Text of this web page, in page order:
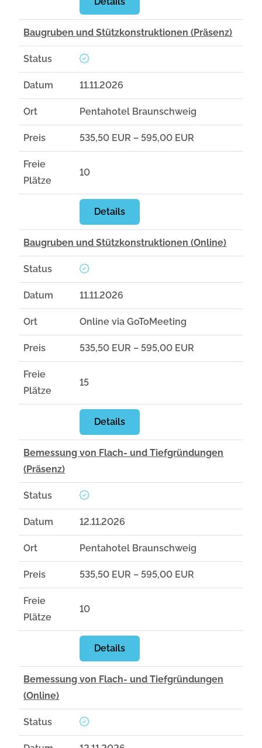
Baugruben und Stützkonstruktionen (Präsenz)
Status
Datum 11.11.2026
Ort Pentahotel Braunschweig
Preis 535,50 EUR – 595,00 EUR
Freie
Plätze
10
Details
Baugruben und Stützkonstruktionen (Online)
Status
Datum 11.11.2026
Ort Online via GoToMeeting
Preis 535,50 EUR – 595,00 EUR
Freie
Plätze
15
Details
Bemessung von Flach- und Tiefgründungen
(Präsenz)
Status
Datum 12.11.2026
Ort Pentahotel Braunschweig
Preis 535,50 EUR – 595,00 EUR
Freie
Plätze
10
Details
Bemessung von Flach- und Tiefgründungen
(Online)
Status